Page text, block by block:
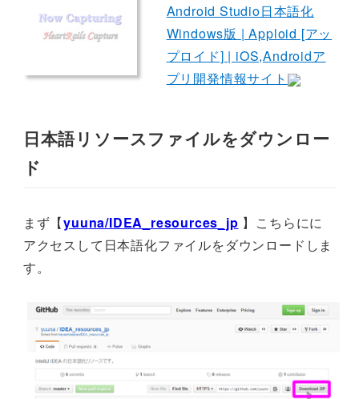
Android Studio日本語化
Windows版 | Apploid [アッ
プロイド] | iOS,Androidア
プリ開発情報サイト
日本語リソースファイルをダウンロー
ド
まず【yuuna/IDEA_resources_jp 】こちらにに
アクセスして日本語化ファイルをダウンロードしま
す。